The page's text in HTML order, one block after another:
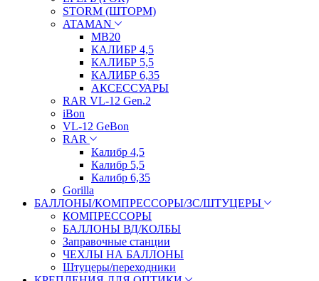
STORM (ШТОРМ)
ATAMAN
МВ20
КАЛИБР 4,5
КАЛИБР 5,5
КАЛИБР 6,35
АКСЕССУАРЫ
RAR VL-12 Gen.2
iBon
VL-12 GeBon
RAR
Калибр 4,5
Калибр 5,5
Калибр 6,35
Gorilla
БАЛЛОНЫ/КОМПРЕССОРЫ/ЗС/ШТУЦЕРЫ
КОМПРЕССОРЫ
БАЛЛОНЫ ВД/КОЛБЫ
Заправочные станции
ЧЕХЛЫ НА БАЛЛОНЫ
Штуцеры/переходники